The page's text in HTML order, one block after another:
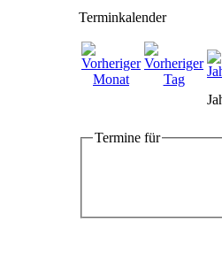
Terminkalender
Termine für